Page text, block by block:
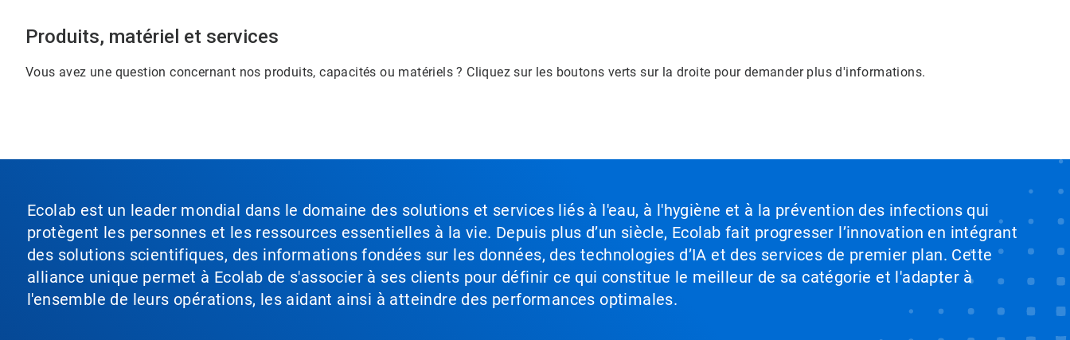
Produits, matériel et services
Vous avez une question concernant nos produits, capacités ou matériels ? Cliquez sur les boutons verts sur la droite pour demander plus d'informations.
Ecolab est un leader mondial dans le domaine des solutions et services liés à l'eau, à l'hygiène et à la prévention des infections qui
protègent les personnes et les ressources essentielles à la vie. Depuis plus d’un siècle, Ecolab fait progresser l’innovation en intégrant
des solutions scientifiques, des informations fondées sur les données, des technologies d’IA et des services de premier plan. Cette
alliance unique permet à Ecolab de s'associer à ses clients pour définir ce qui constitue le meilleur de sa catégorie et l'adapter à
l'ensemble de leurs opérations, les aidant ainsi à atteindre des performances optimales.